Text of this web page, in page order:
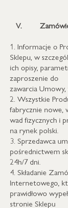
V.
1. Informacje o
Sklepu, w
ich opisy,
zaproszenie do
zawarcia
2. Wszystkie
fabrycznie nowe,
wad fizycznych i
na rynek polski.
3. Sprzedawca
pośrednictwem
24h/7 dni.
4. Składanie
Internetowego,
prawidłowo
stronie Sklepu